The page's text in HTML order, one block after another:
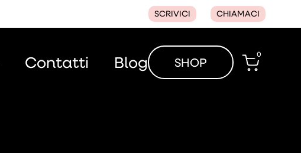
SCRIVICI CHIAMACI
Contatti Blog SHOP
0